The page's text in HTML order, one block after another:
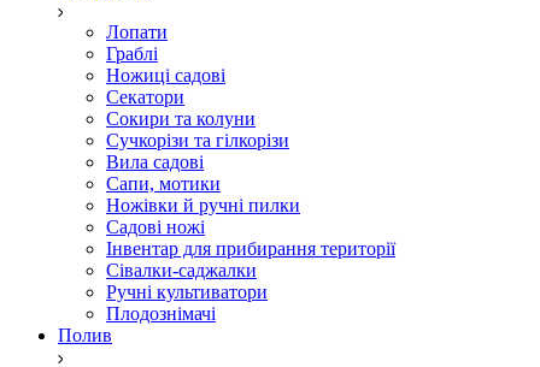
Лопати
Граблі
Ножиці садові
Секатори
Сокири та колуни
Сучкорізи та гілкорізи
Вила садові
Сапи, мотики
Ножівки й ручні пилки
Садові ножі
Інвентар для прибирання території
Сівалки-саджалки
Ручні культиватори
Плодознімачі
Полив